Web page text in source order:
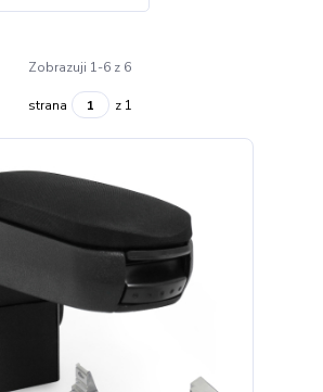
Zobrazuji 1-6 z 6
strana z 1